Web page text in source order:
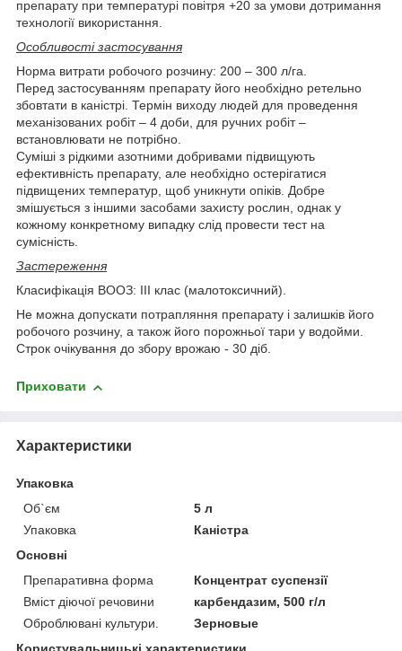
препарату при температурі повітря +20 за умови дотримання
технології використання.
Особливості застосування
Норма витрати робочого розчину: 200 – 300 л/га.
Перед застосуванням препарату його необхідно ретельно
збовтати в каністрі. Термін виходу людей для проведення
механізованих робіт – 4 доби, для ручних робіт –
встановлювати не потрібно.
Суміші з рідкими азотними добривами підвищують
ефективність препарату, але необхідно остерігатися
підвищених температур, щоб уникнути опіків. Добре
змішується з іншими засобами захисту рослин, однак у
кожному конкретному випадку слід провести тест на
сумісність.
Застереження
Класифікація ВООЗ: ІІІ клас (малотоксичний).
Не можна допускати потрапляння препарату і залишків його
робочого розчину, а також його порожньої тари у водойми.
Строк очікування до збору врожаю - 30 діб.
Приховати
Характеристики
Упаковка
Об`єм
5 л
Упаковка
Каністра
Основні
Препаративна форма
Концентрат суспензії
Вміст діючої речовини
карбендазим, 500 г/л
Оброблювані культури.
Зерновые
Користувальницькі характеристики